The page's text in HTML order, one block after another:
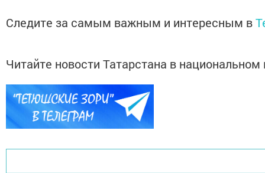
Следите за самым важным и интересным в
Читайте новости Татарстана в